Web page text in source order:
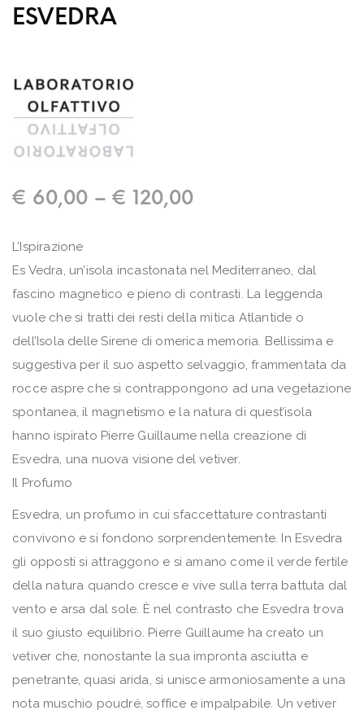
ESVEDRA
€ 60,00 –€ 120,00
L’Ispirazione
Es Vedra, un’isola incastonata nel Mediterraneo, dal
fascino magnetico e pieno di contrasti. La leggenda
vuole che si tratti dei resti della mitica Atlantide o
dell’Isola delle Sirene di omerica memoria. Bellissima e
suggestiva per il suo aspetto selvaggio, frammentata da
rocce aspre che si contrappongono ad una vegetazione
spontanea, il magnetismo e la natura di quest’isola
hanno ispirato Pierre Guillaume nella creazione di
Esvedra, una nuova visione del vetiver.
Il Profumo
Esvedra, un profumo in cui sfaccettature contrastanti
convivono e si fondono sorprendentemente. In Esvedra
gli opposti si attraggono e si amano come il verde fertile
della natura quando cresce e vive sulla terra battuta dal
vento e arsa dal sole. È nel contrasto che Esvedra trova
il suo giusto equilibrio. Pierre Guillaume ha creato un
vetiver che, nonostante la sua impronta asciutta e
penetrante, quasi arida, si unisce armoniosamente a una
nota muschio poudré, soffice e impalpabile. Un vetiver